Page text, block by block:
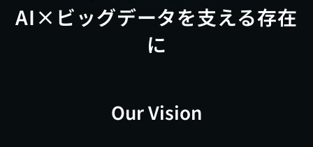
AI×ビッグデータを支える存在
に
Our Vision